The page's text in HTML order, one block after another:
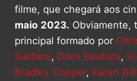
filme, que chegará aos
maio 2023. Obviamente,
principal formado por
Saldana, Dave Bautista,
Bradley Cooper, Karen